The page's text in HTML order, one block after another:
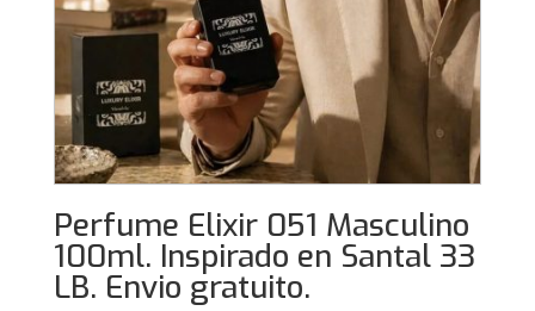
Perfume Elixir 051 Masculino
100ml. Inspirado en Santal 33
LB. Envio gratuito.